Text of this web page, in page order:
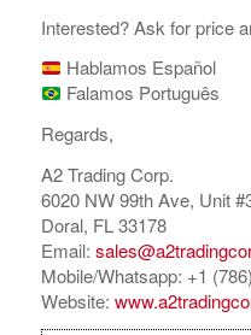
Interested? Ask for price
Hablamos Español
Falamos Português
Regards,
A2 Trading Corp.
6020 NW 99th Ave, Unit
Doral, FL 33178
Email:
Mobile/Whatsapp: +1
Website: